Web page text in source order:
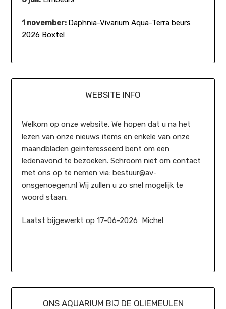
1 november: Daphnia-Vivarium Aqua-Terra beurs
2026 Boxtel
WEBSITE INFO
Welkom op onze website. We hopen dat u na het
lezen van onze nieuws items en enkele van onze
maandbladen geïnteresseerd bent om een
ledenavond te bezoeken. Schroom niet om contact
met ons op te nemen via: bestuur@av-
onsgenoegen.nl Wij zullen u zo snel mogelijk te
woord staan.
Laatst bijgewerkt op 17-06-2026 Michel
ONS AQUARIUM BIJ DE OLIEMEULEN